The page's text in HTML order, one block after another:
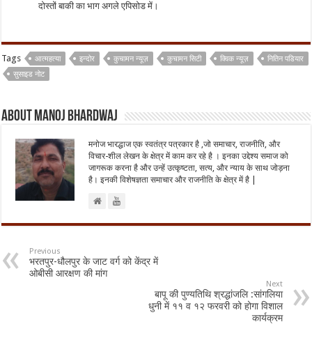
दोस्तों बाकी का भाग अगले एपिसोड में।
Tags आत्महत्या इन्दोर कुचामन न्यूज़ कुचामन सिटी क्विक न्यूज़
नितिन पडियार
सुसाइड नोट
About Manoj Bhardwaj
मनोज भारद्धाज एक स्वतंत्र पत्रकार है ,जो समाचार, राजनीति, और
विचार-शील लेखन के क्षेत्र में काम कर रहे है । इनका उद्देश्य समाज को
जागरूक करना है और उन्हें उत्कृष्टता, सत्य, और न्याय के साथ जोड़ना
है। इनकी विशेषज्ञता समाचार और राजनीति के क्षेत्र में है |
Previous
भरतपुर-धौलपुर के जाट वर्ग को केंद्र में
ओबीसी आरक्षण की मांग
Next
बापू की पुण्यतिथि श्रद्धांजलि :सांगलिया
धुनी में ११ व १२ फरवरी को होगा विशाल
कार्यक्रम